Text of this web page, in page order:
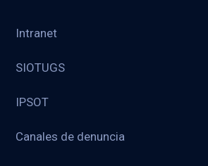
Intranet
SIOTUGS
IPSOT
Canales de denuncia